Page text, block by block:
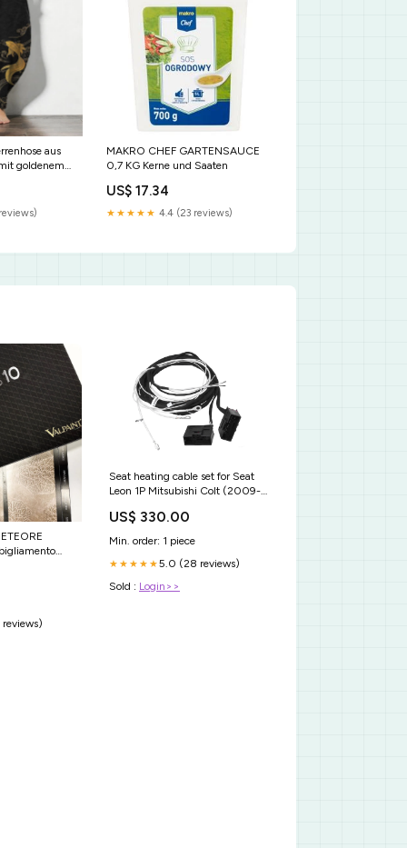
aus
goldenem
EU52 (XL)
MAKRO CHEF GARTENSAUCE
0,7 KG Kerne und Saaten
US$ 17.34
★★★★★ 4.4 (23 reviews)
Seat heating cable set for Seat
Leon 1P Mitsubishi Colt (2009-
US$ 330.00
Min. order: 1 piece
★★★★★5.0 (28 reviews)
Sold : Login>>